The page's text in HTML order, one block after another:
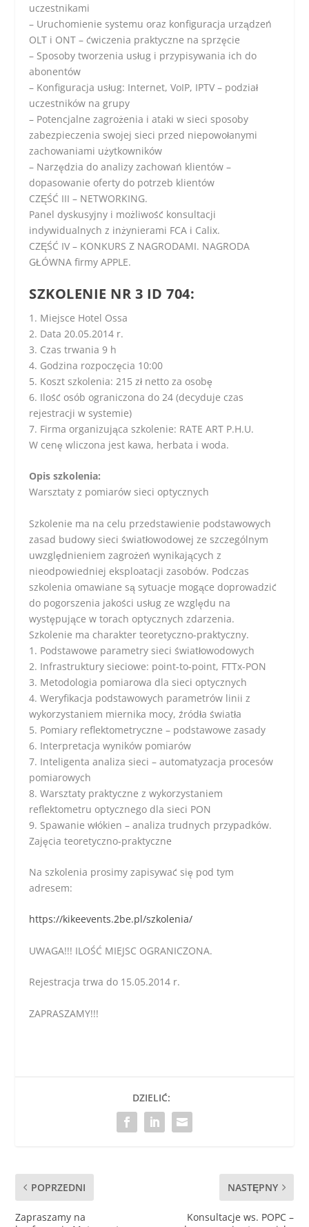
uczestnikami
– Uruchomienie systemu oraz konfiguracja urządzeń
OLT i ONT – ćwiczenia praktyczne na sprzęcie
– Sposoby tworzenia usług i przypisywania ich do
abonentów
– Konfiguracja usług: Internet, VoIP, IPTV – podział
uczestników na grupy
– Potencjalne zagrożenia i ataki w sieci sposoby
zabezpieczenia swojej sieci przed niepowołanymi
zachowaniami użytkowników
– Narzędzia do analizy zachowań klientów –
dopasowanie oferty do potrzeb klientów
CZĘŚĆ III – NETWORKING.
Panel dyskusyjny i możliwość konsultacji
indywidualnych z inżynierami FCA i Calix.
CZĘŚĆ IV – KONKURS Z NAGRODAMI. NAGRODA
GŁÓWNA firmy APPLE.
SZKOLENIE NR 3 ID 704:
1. Miejsce Hotel Ossa
2. Data 20.05.2014 r.
3. Czas trwania 9 h
4. Godzina rozpoczęcia 10:00
5. Koszt szkolenia: 215 zł netto za osobę
6. Ilość osób ograniczona do 24 (decyduje czas
rejestracji w systemie)
7. Firma organizująca szkolenie: RATE ART P.H.U.
W cenę wliczona jest kawa, herbata i woda.
Opis szkolenia:
Warsztaty z pomiarów sieci optycznych
Szkolenie ma na celu przedstawienie podstawowych
zasad budowy sieci światłowodowej ze szczególnym
uwzględnieniem zagrożeń wynikających z
nieodpowiedniej eksploatacji zasobów. Podczas
szkolenia omawiane są sytuacje mogące doprowadzić
do pogorszenia jakości usług ze względu na
występujące w torach optycznych zdarzenia.
Szkolenie ma charakter teoretyczno-praktyczny.
1. Podstawowe parametry sieci światłowodowych
2. Infrastruktury sieciowe: point-to-point, FTTx-PON
3. Metodologia pomiarowa dla sieci optycznych
4. Weryfikacja podstawowych parametrów linii z
wykorzystaniem miernika mocy, źródła światła
5. Pomiary reflektometryczne – podstawowe zasady
6. Interpretacja wyników pomiarów
7. Inteligenta analiza sieci – automatyzacja procesów
pomiarowych
8. Warsztaty praktyczne z wykorzystaniem
reflektometru optycznego dla sieci PON
9. Spawanie włókien – analiza trudnych przypadków.
Zajęcia teoretyczno-praktyczne
Na szkolenia prosimy zapisywać się pod tym
adresem:
https://kikeevents.2be.pl/szkolenia/
UWAGA!!! ILOŚĆ MIEJSC OGRANICZONA.
Rejestracja trwa do 15.05.2014 r.
ZAPRASZAMY!!!
DZIELIĆ:
POPRZEDNI
Zapraszamy na
NASTĘPNY
Konsultacje ws. POPC –